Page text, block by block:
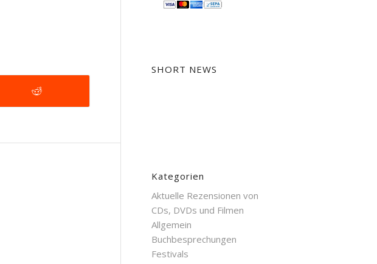
SHORT NEWS
Kategorien
Aktuelle Rezensionen von
CDs, DVDs und Filmen
Allgemein
Buchbesprechungen
Festivals